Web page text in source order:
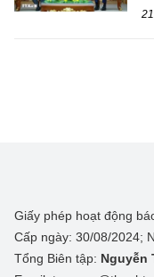
Giấy phép hoạt động
Cấp ngày: 30/08/2024;
Tổng Biên tập: Nguyễn